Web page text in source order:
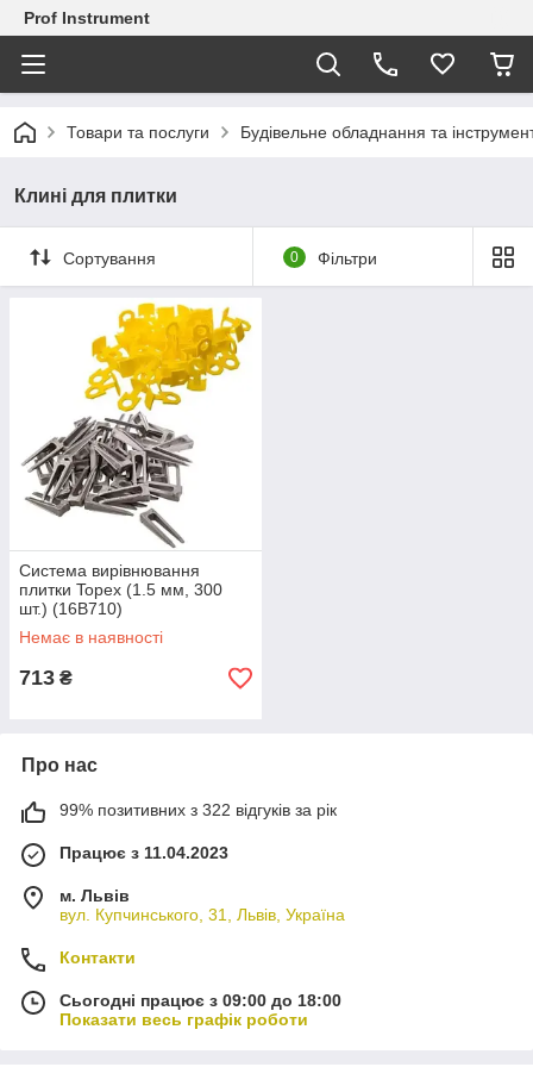
Prof Instrument
Товари та послуги Будівельне обладнання та
Клині для плитки
Сортування 0 Фільтри
Система вирівнювання
плитки Topex (1.5 мм, 300
шт.) (16B710)
Немає в наявності
713 ₴
Про нас
99% позитивних з 322 відгуків за рік
Працює з 11.04.2023
м. Львів
вул. Купчинського, 31, Львів, Україна
Контакти
Сьогодні працює з 09:00 до 18:00
Показати весь графік роботи